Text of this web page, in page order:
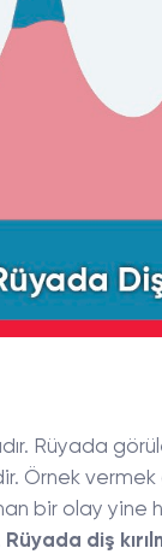
Rüyada
Örnek
bir olay yine
Rüyada diş